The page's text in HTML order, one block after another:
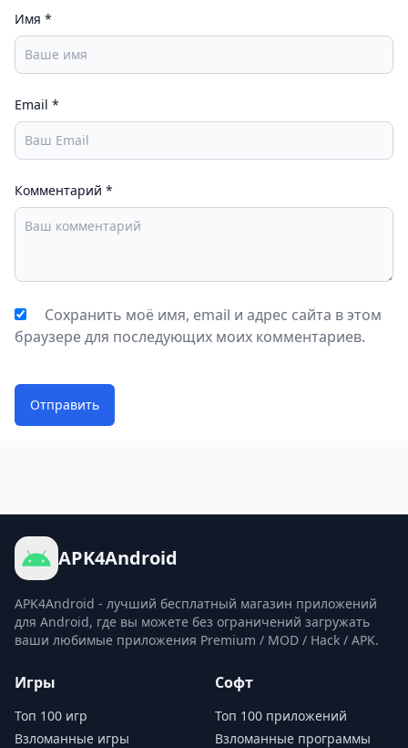
Имя *
Email *
Комментарий *
Сохранить моё имя, email и адрес сайта в этом
браузере для последующих моих комментариев.
Отправить
APK4Android
APK4Android - лучший бесплатный магазин приложений
для Android, где вы можете без ограничений загружать
ваши любимые приложения Premium / MOD / Hack / APK.
Игры
Топ 100 игр
Взломанные игры
Софт
Топ 100 приложений
Взломанные программы